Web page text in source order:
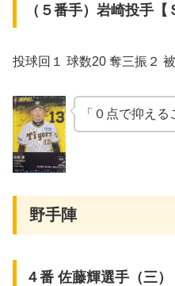
（５番手）岩崎投手【
投球回１ 球数20 奪三振２
「０点で抑え
野手陣
４番 佐藤輝選手（三）